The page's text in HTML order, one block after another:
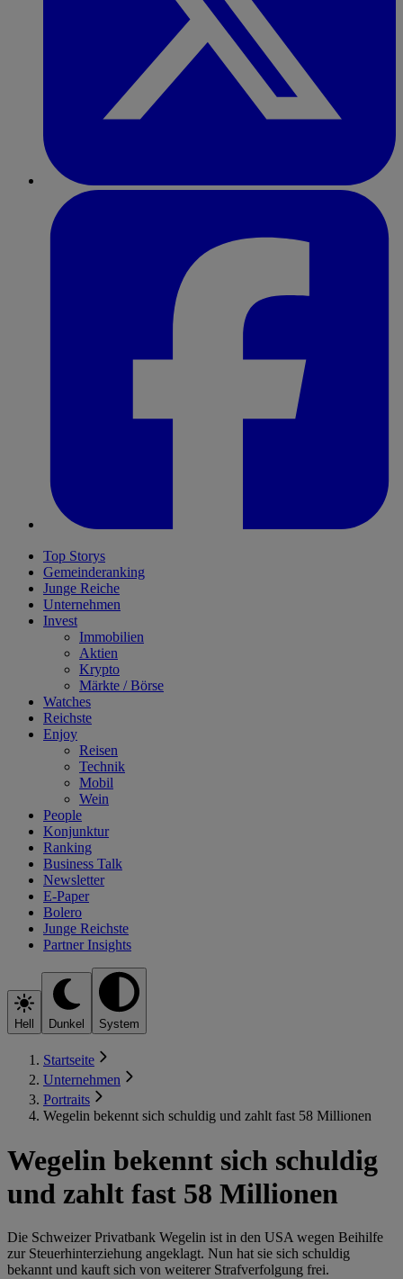
Top Storys
Gemeinderanking
Junge Reiche
Unternehmen
Invest
Immobilien
Aktien
Krypto
Märkte / Börse
Watches
Reichste
Enjoy
Reisen
Technik
Mobil
Wein
People
Konjunktur
Ranking
Business Talk
Newsletter
E-Paper
Bolero
Junge Reichste
Partner Insights
Hell Dunkel System
Startseite
Unternehmen
Portraits
Wegelin bekennt sich schuldig und zahlt fast 58 Millionen
Wegelin bekennt sich schuldig
und zahlt fast 58 Millionen
Die Schweizer Privatbank Wegelin ist in den USA wegen Beihilfe
zur Steuerhinterziehung angeklagt. Nun hat sie sich schuldig
bekannt und kauft sich von weiterer Strafverfolgung frei.